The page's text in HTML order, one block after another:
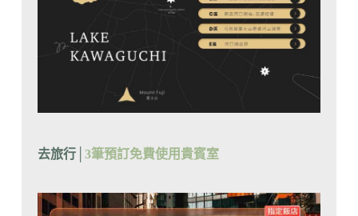
去旅行│ 3筆預訂免費使用貴賓室